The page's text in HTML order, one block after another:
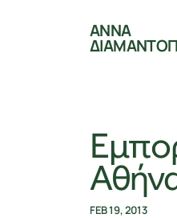
ΑΝΝΑ
FEB 19, 2013